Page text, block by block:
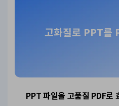
고화질로 PPT를
PPT 파일을 고품질 PDF로